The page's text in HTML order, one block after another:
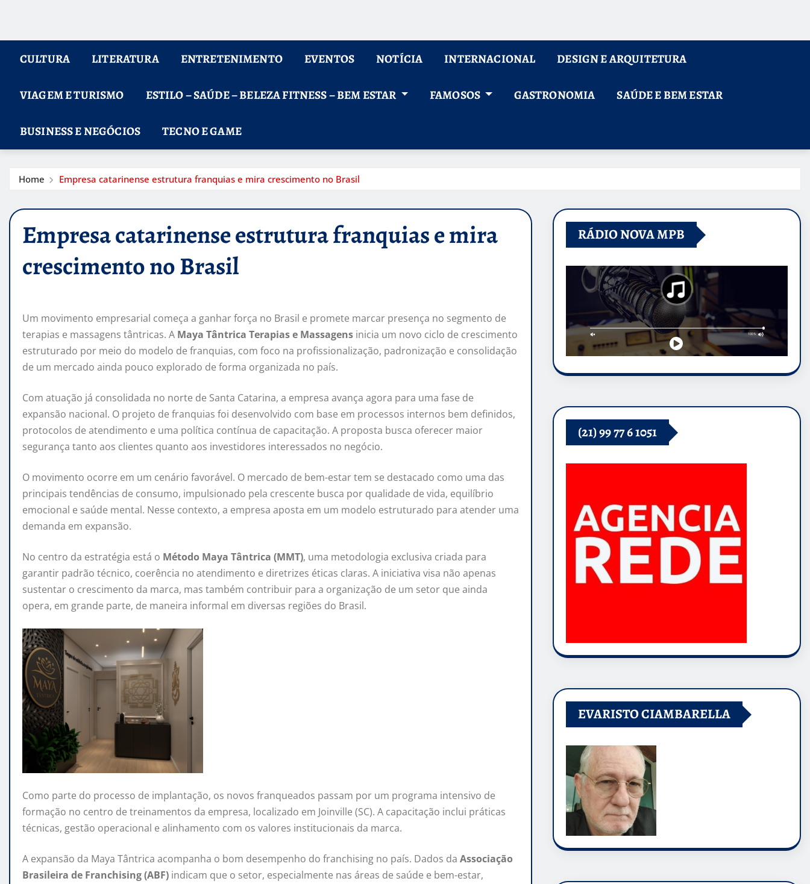
CULTURA LITERATURA ENTRETENIMENTO EVENTOS NOTÍCIA INTERNACIONAL DESIGN E ARQUITETURA
VIAGEM E TURISMO ESTILO – SAÚDE – BELEZA FITNESS – BEM ESTAR FAMOSOS GASTRONOMIA SAÚDE E BEM ESTAR
BUSINESS E NEGÓCIOS TECNO E GAME
Home Empresa catarinense estrutura franquias e mira crescimento no Brasil
Empresa catarinense estrutura franquias e mira
crescimento no Brasil
Um movimento empresarial começa a ganhar força no Brasil e promete marcar presença no segmento de
terapias e massagens tântricas. A Maya Tântrica Terapias e Massagens inicia um novo ciclo de crescimento
estruturado por meio do modelo de franquias, com foco na profissionalização, padronização e consolidação
de um mercado ainda pouco explorado de forma organizada no país.
Com atuação já consolidada no norte de Santa Catarina, a empresa avança agora para uma fase de
expansão nacional. O projeto de franquias foi desenvolvido com base em processos internos bem definidos,
protocolos de atendimento e uma política contínua de capacitação. A proposta busca oferecer maior
segurança tanto aos clientes quanto aos investidores interessados no negócio.
O movimento ocorre em um cenário favorável. O mercado de bem-estar tem se destacado como uma das
principais tendências de consumo, impulsionado pela crescente busca por qualidade de vida, equilíbrio
emocional e saúde mental. Nesse contexto, a empresa aposta em um modelo estruturado para atender uma
demanda em expansão.
No centro da estratégia está o Método Maya Tântrica (MMT), uma metodologia exclusiva criada para
garantir padrão técnico, coerência no atendimento e diretrizes éticas claras. A iniciativa visa não apenas
sustentar o crescimento da marca, mas também contribuir para a organização de um setor que ainda
opera, em grande parte, de maneira informal em diversas regiões do Brasil.
Como parte do processo de implantação, os novos franqueados passam por um programa intensivo de
formação no centro de treinamentos da empresa, localizado em Joinville (SC). A capacitação inclui práticas
técnicas, gestão operacional e alinhamento com os valores institucionais da marca.
A expansão da Maya Tântrica acompanha o bom desempenho do franchising no país. Dados da Associação
Brasileira de Franchising (ABF) indicam que o setor, especialmente nas áreas de saúde e bem-estar,
RÁDIO NOVA MPB
(21) 99 77 6 1051
EVARISTO CIAMBARELLA